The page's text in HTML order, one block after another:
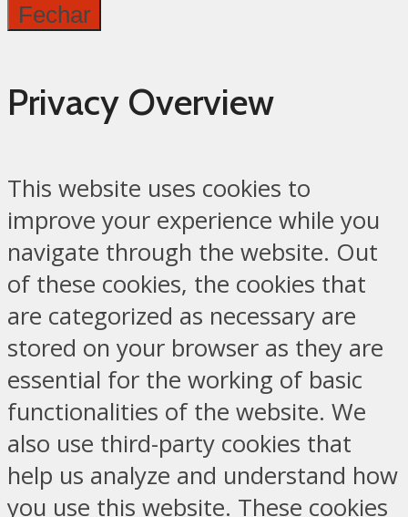
Fechar
Privacy Overview
This website uses cookies to
improve your experience while you
navigate through the website. Out
of these cookies, the cookies that
are categorized as necessary are
stored on your browser as they are
essential for the working of basic
functionalities of the website. We
also use third-party cookies that
help us analyze and understand how
you use this website. These cookies